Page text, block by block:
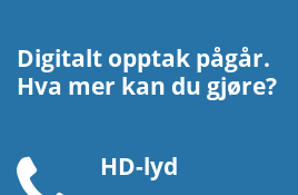
Digitalt opptak pågår.
Hva mer kan du gjøre?
HD-lyd